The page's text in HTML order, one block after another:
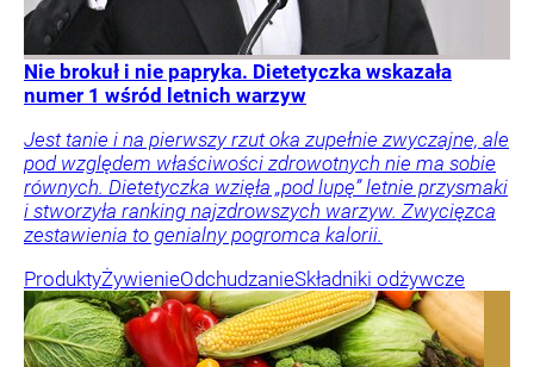
Nie brokuł i nie papryka. Dietetyczka wskazała
numer 1 wśród letnich warzyw
Jest tanie i na pierwszy rzut oka zupełnie zwyczajne, ale
pod względem właściwości zdrowotnych nie ma sobie
równych. Dietetyczka wzięła „pod lupę” letnie przysmaki
i stworzyła ranking najzdrowszych warzyw. Zwycięzca
zestawienia to genialny pogromca kalorii.
ProduktyŻywienieOdchudzanieSkładniki odżywcze